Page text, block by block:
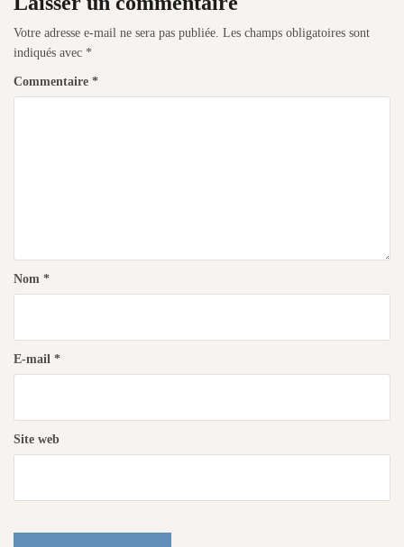
Votre adresse e-mail ne sera pas publiée. Les champs obligatoires sont
indiqués avec *
Commentaire *
Nom *
E-mail *
Site web